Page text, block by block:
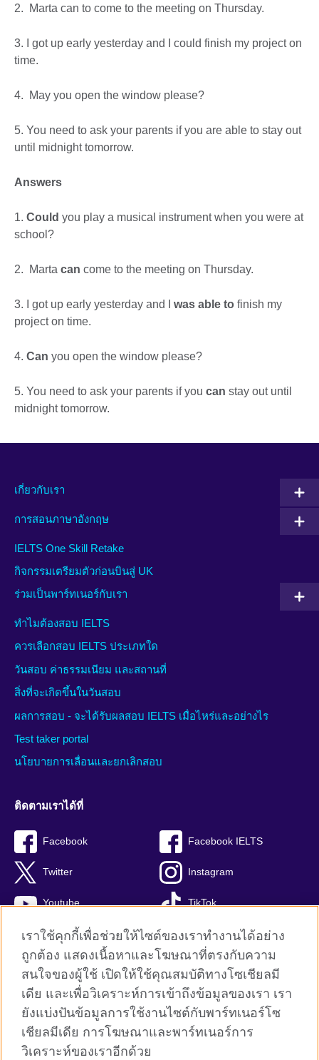
2. Marta can to come to the meeting on Thursday.
3. I got up early yesterday and I could finish my project on
time.
4. May you open the window please?
5. You need to ask your parents if you are able to stay out
until midnight tomorrow.
Answers
1. Could you play a musical instrument when you were at
school?
2. Marta can come to the meeting on Thursday.
3. I got up early yesterday and I was able to finish my
project on time.
4. Can you open the window please?
5. You need to ask your parents if you can stay out until
midnight tomorrow.
เกี่ยวกับเรา
การสอนภาษาอังกฤษ
IELTS One Skill Retake
กิจกรรมเตรียมตัวก่อนบินสู่ UK
ร่วมเป็นพาร์ทเนอร์กับเรา
ทำไมต้องสอบ IELTS
ควรเลือกสอบ IELTS ประเภทใด
วันสอบ ค่าธรรมเนียม และสถานที่
สิ่งที่จะเกิดขึ้นในวันสอบ
ผลการสอบ - จะได้รับผลสอบ IELTS เมื่อไหร่และอย่างไร
Test taker portal
นโยบายการเลื่อนและยกเลิกสอบ
ติดตามเราได้ที่
Facebook Facebook IELTS
Twitter Instagram
Youtube TikTok
British Council global
Privacy and terms
Terms and conditions of sale
คุกกี้
Sitemap
เราใช้คุกกี้เพื่อช่วยให้ไซต์ของเราทำงานได้อย่าง
ถูกต้อง แสดงเนื้อหาและโฆษณาที่ตรงกับความ
สนใจของผู้ใช้ เปิดให้ใช้คุณสมบัติทางโซเชียลมี
เดีย และเพื่อวิเคราะห์การเข้าถึงข้อมูลของเรา เรา
ยังแบ่งปันข้อมูลการใช้งานไซต์กับพาร์ทเนอร์โซ
เชียลมีเดีย การโฆษณาและพาร์ทเนอร์การ
วิเคราะห์ของเราอีกด้วย